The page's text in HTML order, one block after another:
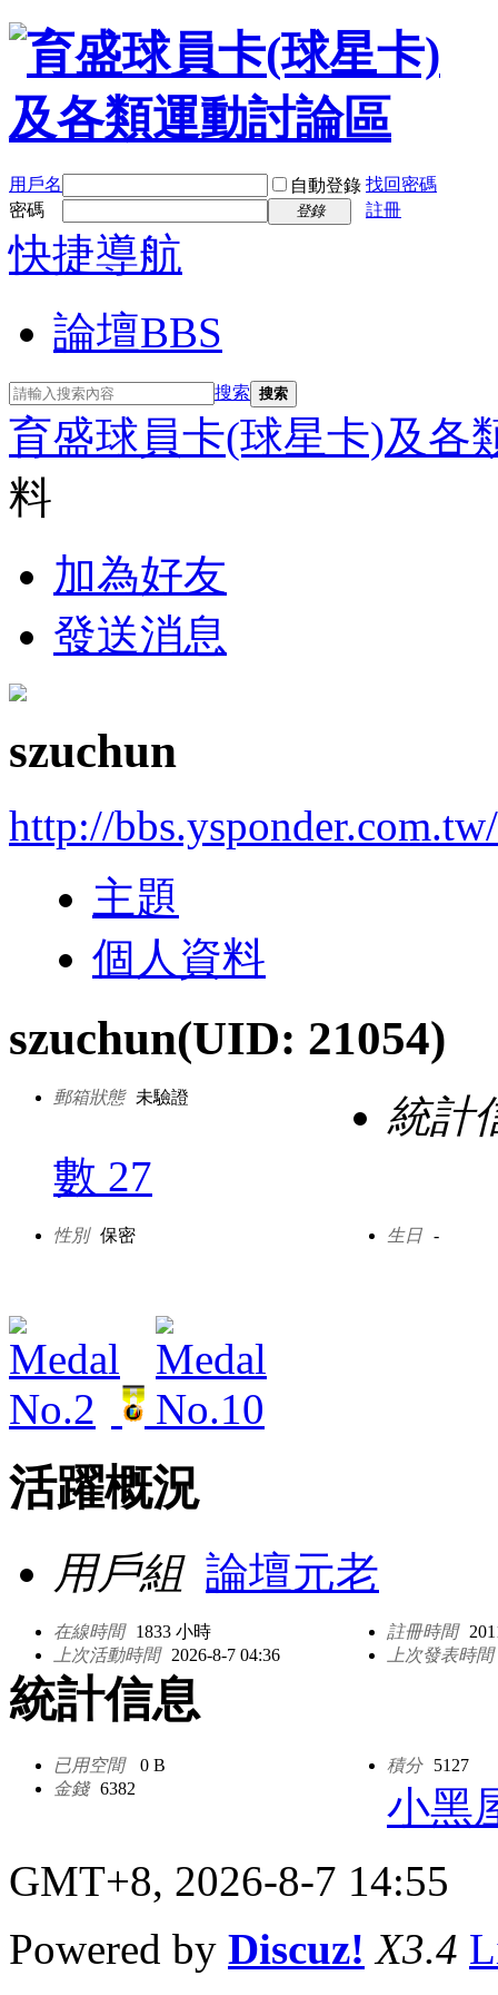
用戶名 自動登錄 找回密碼
密碼
登錄 註冊
快捷導航
論壇BBS
搜索 搜索
育盛球員卡(球星卡)及各
料
加為好友
發送消息
szuchun
http://
主題
個人資料
szuchun(UID: 21054)
郵箱狀態 未驗證
統計
數 27
性別 保密 生日 -
活躍概況
用戶組 論壇元老
在線時間 1833 小時 註冊時間
上次活動時間
2026-8-7 04:36 上次發表時間
統計信息
已用空間 0 B 積分
5127
金錢 6382
小黑
GMT+8, 2026-8-7 14:55
Powered by Discuz! X3.4